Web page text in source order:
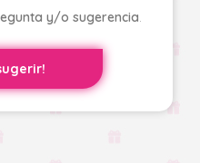
y/o sugerencia.